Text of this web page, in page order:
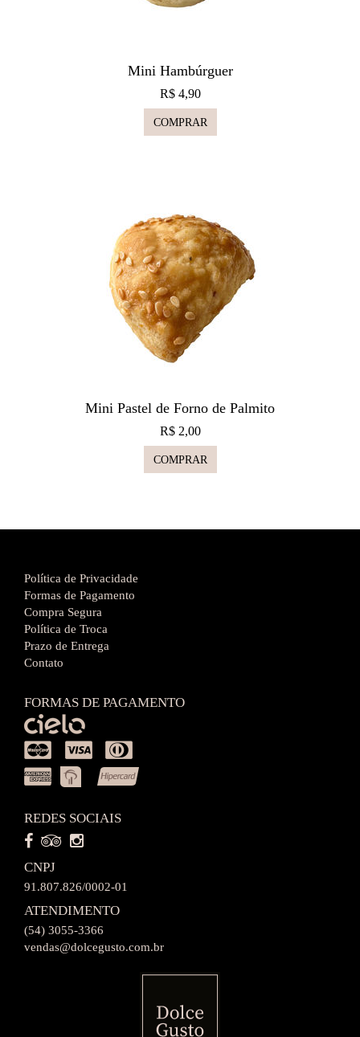
Mini Hambúrguer
R$ 4,90
COMPRAR
Mini Pastel de Forno de Palmito
R$ 2,00
COMPRAR
Política de Privacidade
Formas de Pagamento
Compra Segura
Política de Troca
Prazo de Entrega
Contato
FORMAS DE PAGAMENTO
REDES SOCIAIS
CNPJ
91.807.826/0002-01
ATENDIMENTO
(54) 3055-3366
vendas@dolcegusto.com.br